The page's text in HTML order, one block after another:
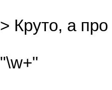
> Круто, а
"\w+"